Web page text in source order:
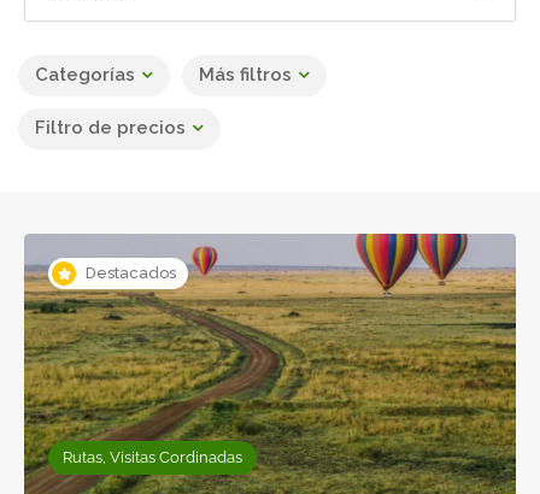
Categorías Más filtros
Filtro de precios
Destacados
Rutas, Visitas Cordinadas